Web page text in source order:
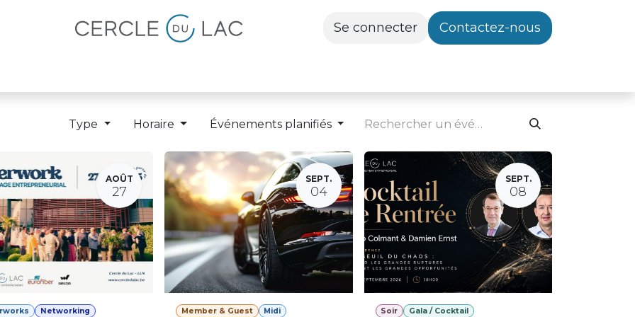
Se connecter Contactez-nous
Type Horaire Événements planifiés
AOÛT
27
Networking
SEPT.
04
Member & Guest
Midi
SEPT.
08
Soir Gala / Cocktail